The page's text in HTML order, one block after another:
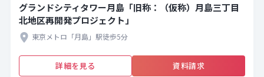
グランドシティタワー月島「旧称：（仮称）月島三丁目
北地区再開発プロジェクト」
東京メトロ「月島」駅徒歩5分
詳細を見る 資料請求